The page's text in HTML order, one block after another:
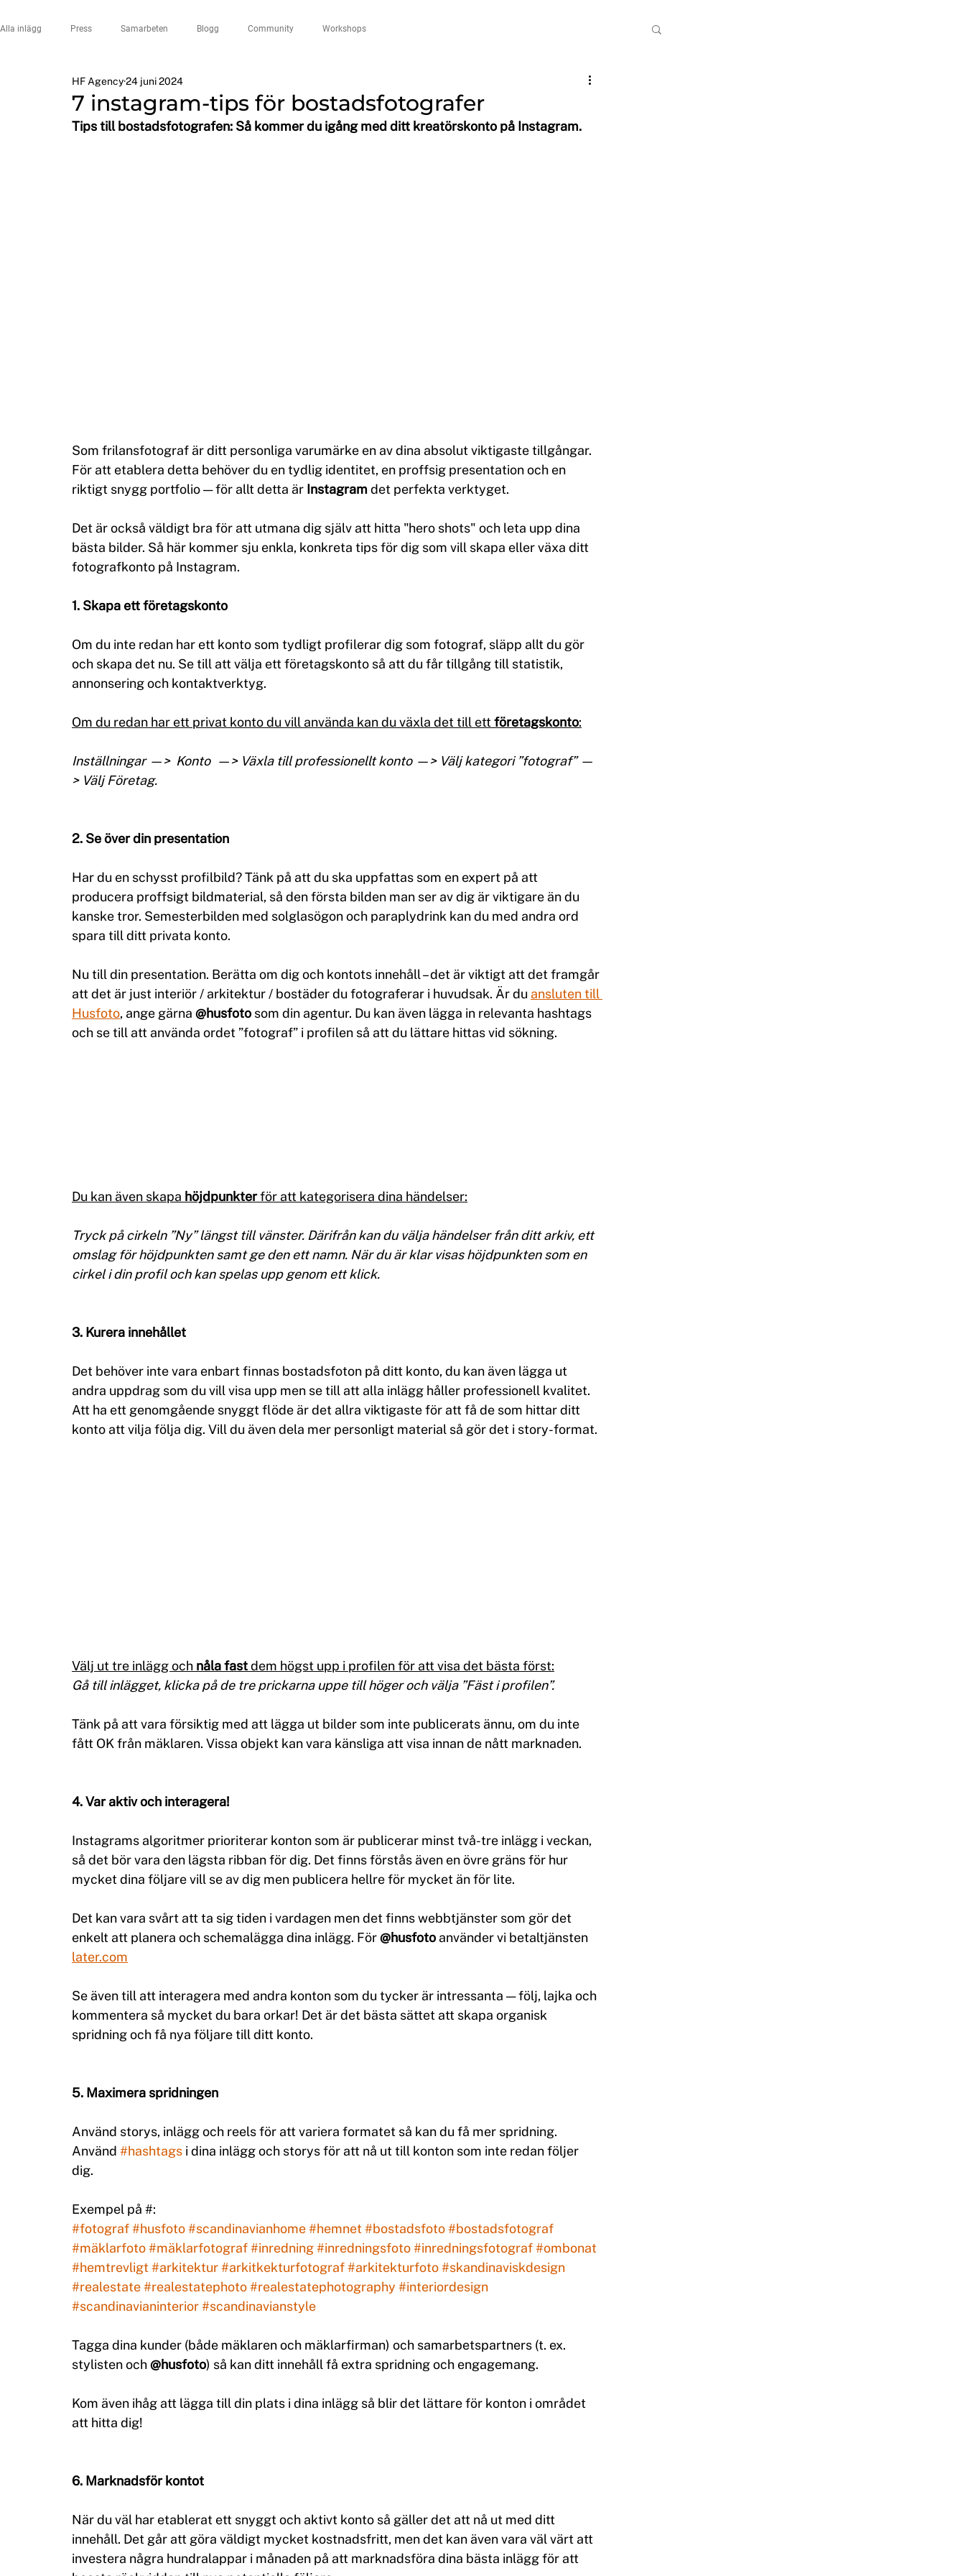
Alla inlägg Press Samarbeten Blogg Community Workshops
7 instagram-tips för bostadsfotografer
HF Agency24 juni 2024
Tips till bostadsfotografen: Så kommer du igång med ditt kreatörskonto på Instagram.
Som frilansfotograf är ditt personliga varumärke en av dina absolut viktigaste tillgångar.
För att etablera detta behöver du en tydlig identitet, en proffsig presentation och en
riktigt snygg portfolio — för allt detta är Instagram det perfekta verktyget.
Det är också väldigt bra för att utmana dig själv att hitta "hero shots" och leta upp dina
bästa bilder. Så här kommer sju enkla, konkreta tips för dig som vill skapa eller växa ditt
fotografkonto på Instagram.
1. Skapa ett företagskonto
Om du inte redan har ett konto som tydligt profilerar dig som fotograf, släpp allt du gör
och skapa det nu. Se till att välja ett företagskonto så att du får tillgång till statistik,
annonsering och kontaktverktyg.
Om du redan har ett privat konto du vill använda kan du växla det till ett företagskonto:
Inställningar —>  Konto  —> Växla till professionellt konto —> Välj kategori ”fotograf” —
> Välj Företag.
2. Se över din presentation
Har du en schysst profilbild? Tänk på att du ska uppfattas som en expert på att
producera proffsigt bildmaterial, så den första bilden man ser av dig är viktigare än du
kanske tror. Semesterbilden med solglasögon och paraplydrink kan du med andra ord
spara till ditt privata konto.
Nu till din presentation. Berätta om dig och kontots innehåll – det är viktigt att det framgår
att det är just interiör / arkitektur / bostäder du fotograferar i huvudsak. Är du ansluten till
Husfoto, ange gärna @husfoto som din agentur. Du kan även lägga in relevanta hashtags
och se till att använda ordet ”fotograf” i profilen så att du lättare hittas vid sökning.
Du kan även skapa höjdpunkter för att kategorisera dina händelser:
Tryck på cirkeln ”Ny” längst till vänster. Därifrån kan du välja händelser från ditt arkiv, ett
omslag för höjdpunkten samt ge den ett namn. När du är klar visas höjdpunkten som en
cirkel i din profil och kan spelas upp genom ett klick.
3. Kurera innehållet
Det behöver inte vara enbart finnas bostadsfoton på ditt konto, du kan även lägga ut
andra uppdrag som du vill visa upp men se till att alla inlägg håller professionell kvalitet.
Att ha ett genomgående snyggt flöde är det allra viktigaste för att få de som hittar ditt
konto att vilja följa dig. Vill du även dela mer personligt material så gör det i story-format.
Välj ut tre inlägg och nåla fast dem högst upp i profilen för att visa det bästa först:
Gå till inlägget, klicka på de tre prickarna uppe till höger och välja ”Fäst i profilen”.
Tänk på att vara försiktig med att lägga ut bilder som inte publicerats ännu, om du inte
fått OK från mäklaren. Vissa objekt kan vara känsliga att visa innan de nått marknaden.
4. Var aktiv och interagera!
Instagrams algoritmer prioriterar konton som är publicerar minst två-tre inlägg i veckan,
så det bör vara den lägsta ribban för dig. Det finns förstås även en övre gräns för hur
mycket dina följare vill se av dig men publicera hellre för mycket än för lite.
Det kan vara svårt att ta sig tiden i vardagen men det finns webbtjänster som gör det
enkelt att planera och schemalägga dina inlägg. För @husfoto använder vi betaltjänsten
later.com
Se även till att interagera med andra konton som du tycker är intressanta — följ, lajka och
kommentera så mycket du bara orkar! Det är det bästa sättet att skapa organisk
spridning och få nya följare till ditt konto.
5. Maximera spridningen
Använd storys, inlägg och reels för att variera formatet så kan du få mer spridning.
Använd #hashtags i dina inlägg och storys för att nå ut till konton som inte redan följer
dig.
Exempel på #:
#fotograf#husfoto#scandinavianhome#hemnet#bostadsfoto#bostadsfotograf
#mäklarfoto#mäklarfotograf#inredning#inredningsfoto#inredningsfotograf#ombonat
#hemtrevligt#arkitektur#arkitkekturfotograf#arkitekturfoto#skandinaviskdesign
#realestate#realestatephoto#realestatephotography #interiordesign
#scandinavianinterior#scandinavianstyle
Tagga dina kunder (både mäklaren och mäklarfirman) och samarbetspartners (t. ex.
stylisten och @husfoto) så kan ditt innehåll få extra spridning och engagemang.
Kom även ihåg att lägga till din plats i dina inlägg så blir det lättare för konton i området
att hitta dig!
6. Marknadsför kontot
När du väl har etablerat ett snyggt och aktivt konto så gäller det att nå ut med ditt
innehåll. Det går att göra väldigt mycket kostnadsfritt, men det kan även vara väl värt att
investera några hundralappar i månaden på att marknadsföra dina bästa inlägg för att